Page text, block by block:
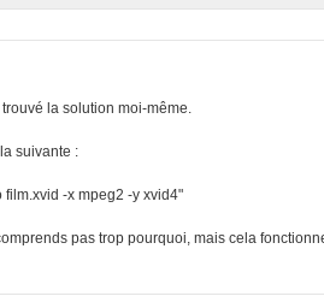
la solution moi-même.
suivante :
film.xvid -x mpeg2 -y xvid4"
pas trop pourquoi, mais cela